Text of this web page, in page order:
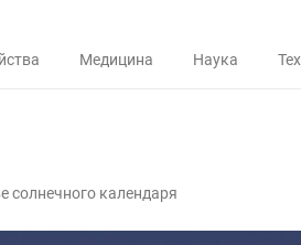
Медицина Наука
солнечного календаря